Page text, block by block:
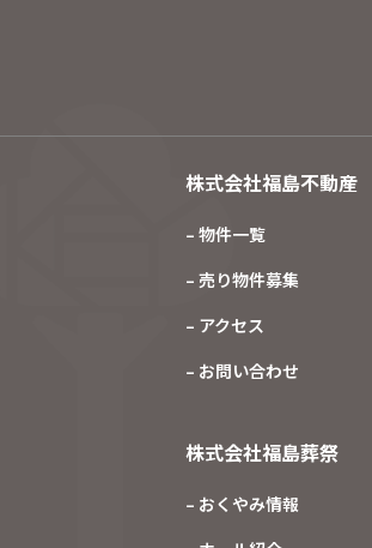
株式会社福島不動産
– 物件一覧
– 売り物件募集
– アクセス
– お問い合わせ
株式会社福島葬祭
– おくやみ情報